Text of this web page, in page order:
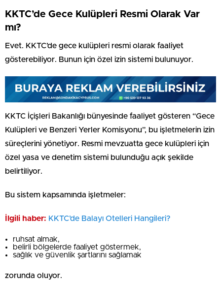
KKTC’de Gece Kulüpleri Resmi Olarak Var
mı?
Evet. KKTC’de gece kulüpleri resmi olarak faaliyet
gösterebiliyor. Bunun için özel izin sistemi bulunuyor.
KKTC İçişleri Bakanlığı bünyesinde faaliyet gösteren “Gece
Kulüpleri ve Benzeri Yerler Komisyonu”, bu işletmelerin izin
süreçlerini yönetiyor. Resmi mevzuatta gece kulüpleri için
özel yasa ve denetim sistemi bulunduğu açık şekilde
belirtiliyor.
Bu sistem kapsamında işletmeler:
İlgili haber: ⁠KKTC’de Balayı Otelleri Hangileri?
ruhsat almak,
belirli bölgelerde faaliyet göstermek,
sağlık ve güvenlik şartlarını sağlamak
zorunda oluyor.